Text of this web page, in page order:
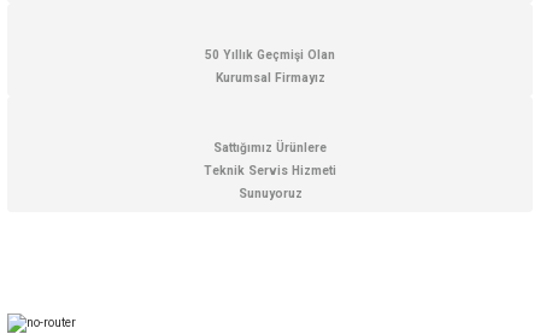
50 Yıllık Geçmişi Olan
Kurumsal Firmayız
Sattığımız Ürünlere
Teknik Servis Hizmeti
Sunuyoruz